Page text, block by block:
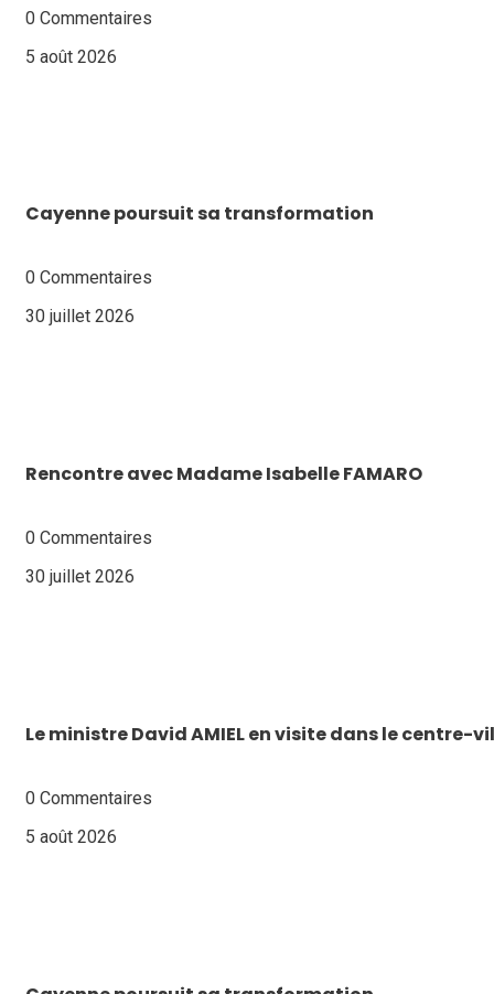
0 Commentaires
5 août 2026
Cayenne poursuit sa transformation
0 Commentaires
30 juillet 2026
Rencontre avec Madame Isabelle FAMARO
0 Commentaires
30 juillet 2026
Le ministre David AMIEL en visite dans le centre-
0 Commentaires
5 août 2026